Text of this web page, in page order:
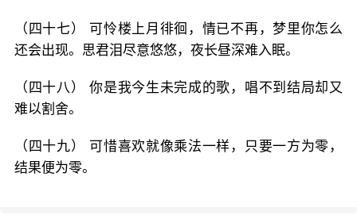
（四十七） 可怜楼上月徘徊，情已不再，梦里你怎么
还会出现。思君泪尽意悠悠，夜长昼深难入眠。
（四十八） 你是我今生未完成的歌，唱不到结局却又
难以割舍。
（四十九） 可惜喜欢就像乘法一样，只要一方为零，
结果便为零。